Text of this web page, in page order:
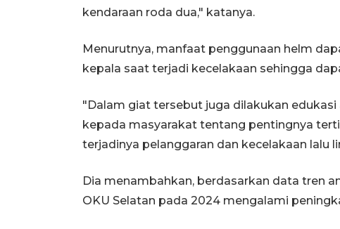
kendaraan roda dua," katanya.
Menurutnya, manfaat penggunaan helm
kepala saat terjadi kecelakaan sehingga
"Dalam giat tersebut juga dilakukan
kepada masyarakat tentang pentingnya
terjadinya pelanggaran dan kecelakaan lalu
Dia menambahkan, berdasarkan data tren
OKU Selatan pada 2024 mengalami